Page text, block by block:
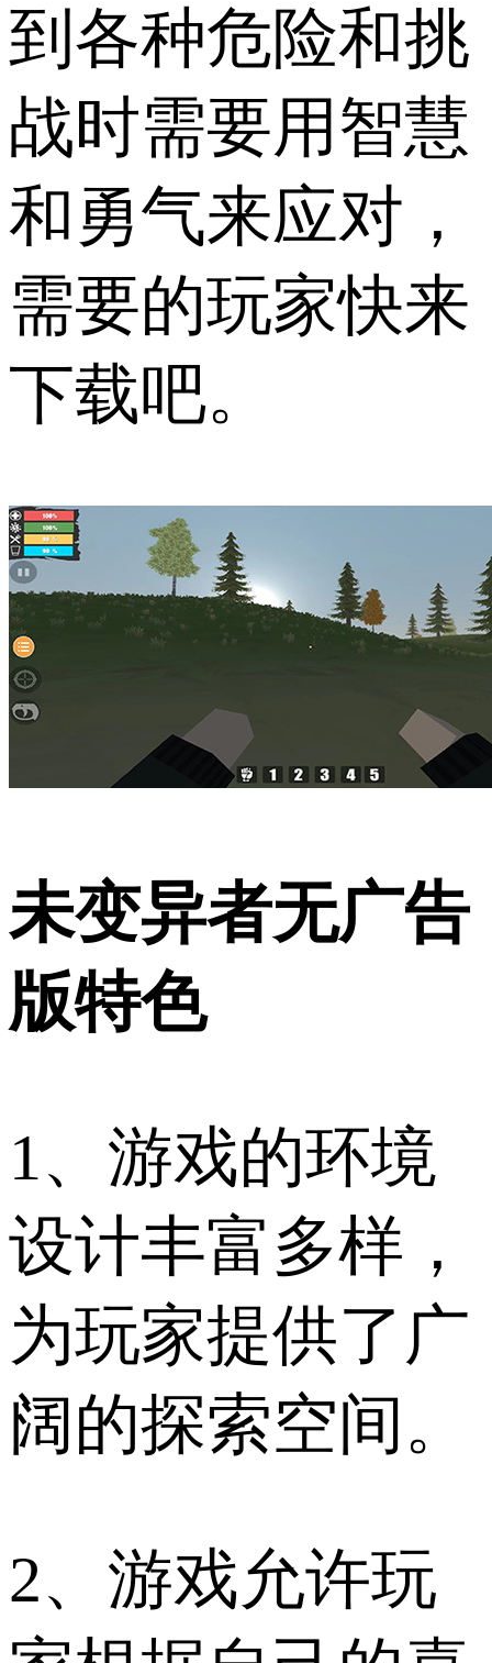
到各种危险和挑
战时需要用智慧
和勇气来应对，
需要的玩家快来
下载吧。
未变异者无广告
版特色
1、游戏的环境
设计丰富多样，
为玩家提供了广
阔的探索空间。
2、游戏允许玩